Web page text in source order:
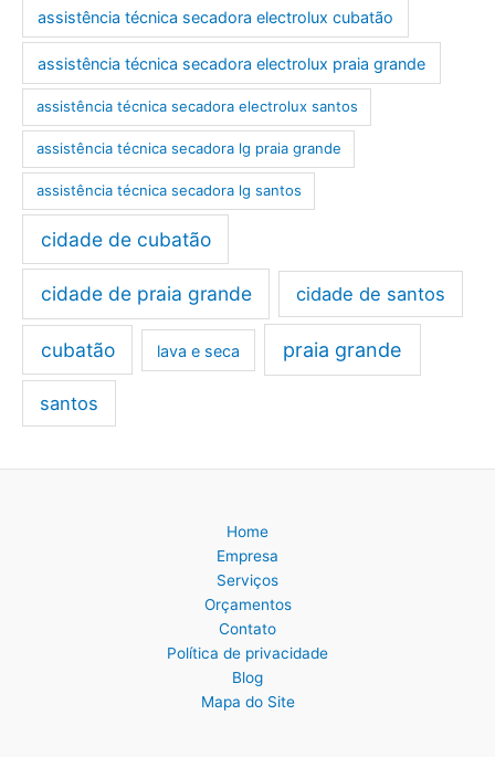
assistência técnica secadora electrolux cubatão
assistência técnica secadora electrolux praia grande
assistência técnica secadora electrolux santos
assistência técnica secadora lg praia grande
assistência técnica secadora lg santos
cidade de cubatão
cidade de praia grande cidade de santos
cubatão lava e seca praia grande
santos
Home
Empresa
Serviços
Orçamentos
Contato
Política de privacidade
Blog
Mapa do Site